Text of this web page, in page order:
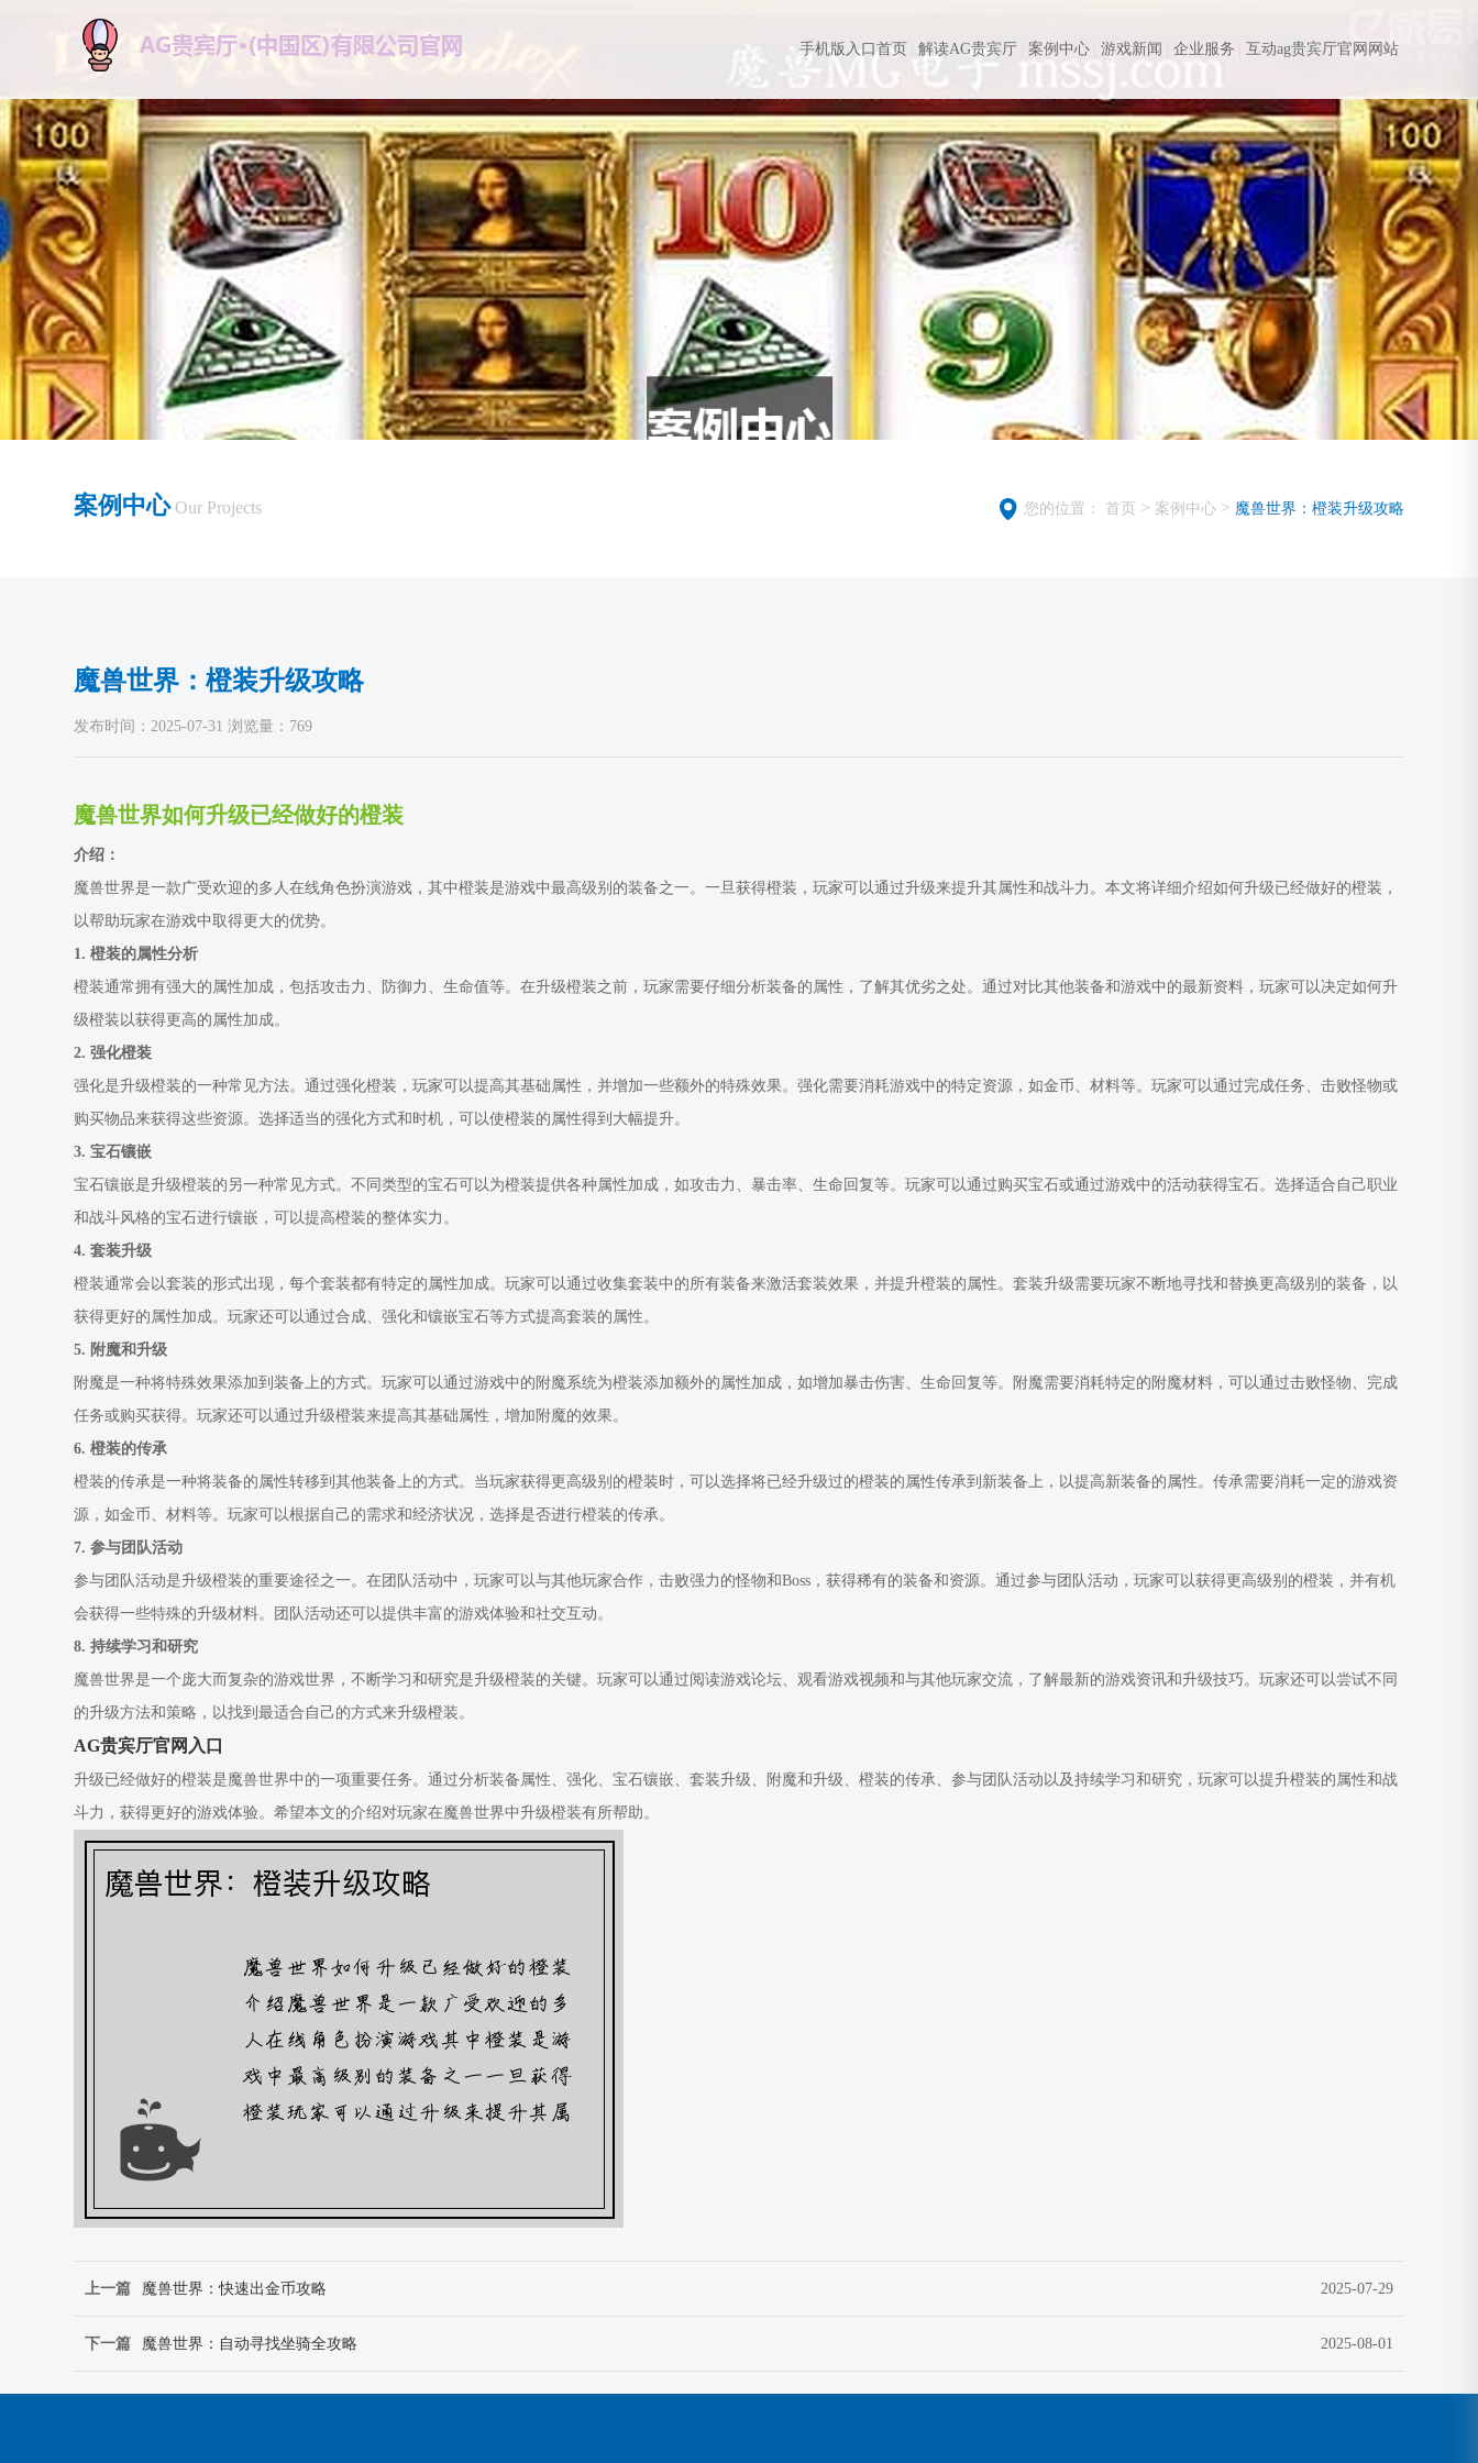
手机版入口首页 解读AG贵宾厅 案例中心 游戏新闻 企业服务 互动ag贵宾厅官网网站
案例中心 Our Projects 您的位置： 首页 > 案例中心> 魔兽世界：橙装升级攻略
魔兽世界：橙装升级攻略
发布时间：2025-07-31 浏览量：769
魔兽世界如何升级已经做好的橙装
介绍：
魔兽世界是一款广受欢迎的多人在线角色扮演游戏，其中橙装是游戏中最高级别的装备之一。一旦获得橙装，玩家可以通过升级来提升其属性和战斗力。本文将详细介绍如何升级已经做好的橙装，
以帮助玩家在游戏中取得更大的优势。
1. 橙装的属性分析
橙装通常拥有强大的属性加成，包括攻击力、防御力、生命值等。在升级橙装之前，玩家需要仔细分析装备的属性，了解其优劣之处。通过对比其他装备和游戏中的最新资料，玩家可以决定如何升
级橙装以获得更高的属性加成。
2. 强化橙装
强化是升级橙装的一种常见方法。通过强化橙装，玩家可以提高其基础属性，并增加一些额外的特殊效果。强化需要消耗游戏中的特定资源，如金币、材料等。玩家可以通过完成任务、击败怪物或
购买物品来获得这些资源。选择适当的强化方式和时机，可以使橙装的属性得到大幅提升。
3. 宝石镶嵌
宝石镶嵌是升级橙装的另一种常见方式。不同类型的宝石可以为橙装提供各种属性加成，如攻击力、暴击率、生命回复等。玩家可以通过购买宝石或通过游戏中的活动获得宝石。选择适合自己职业
和战斗风格的宝石进行镶嵌，可以提高橙装的整体实力。
4. 套装升级
橙装通常会以套装的形式出现，每个套装都有特定的属性加成。玩家可以通过收集套装中的所有装备来激活套装效果，并提升橙装的属性。套装升级需要玩家不断地寻找和替换更高级别的装备，以
获得更好的属性加成。玩家还可以通过合成、强化和镶嵌宝石等方式提高套装的属性。
5. 附魔和升级
附魔是一种将特殊效果添加到装备上的方式。玩家可以通过游戏中的附魔系统为橙装添加额外的属性加成，如增加暴击伤害、生命回复等。附魔需要消耗特定的附魔材料，可以通过击败怪物、完成
任务或购买获得。玩家还可以通过升级橙装来提高其基础属性，增加附魔的效果。
6. 橙装的传承
橙装的传承是一种将装备的属性转移到其他装备上的方式。当玩家获得更高级别的橙装时，可以选择将已经升级过的橙装的属性传承到新装备上，以提高新装备的属性。传承需要消耗一定的游戏资
源，如金币、材料等。玩家可以根据自己的需求和经济状况，选择是否进行橙装的传承。
7. 参与团队活动
参与团队活动是升级橙装的重要途径之一。在团队活动中，玩家可以与其他玩家合作，击败强力的怪物和Boss，获得稀有的装备和资源。通过参与团队活动，玩家可以获得更高级别的橙装，并有机
会获得一些特殊的升级材料。团队活动还可以提供丰富的游戏体验和社交互动。
8. 持续学习和研究
魔兽世界是一个庞大而复杂的游戏世界，不断学习和研究是升级橙装的关键。玩家可以通过阅读游戏论坛、观看游戏视频和与其他玩家交流，了解最新的游戏资讯和升级技巧。玩家还可以尝试不同
的升级方法和策略，以找到最适合自己的方式来升级橙装。
AG贵宾厅官网入口
升级已经做好的橙装是魔兽世界中的一项重要任务。通过分析装备属性、强化、宝石镶嵌、套装升级、附魔和升级、橙装的传承、参与团队活动以及持续学习和研究，玩家可以提升橙装的属性和战
斗力，获得更好的游戏体验。希望本文的介绍对玩家在魔兽世界中升级橙装有所帮助。
上一篇 魔兽世界：快速出金币攻略 2025-07-29
下一篇 魔兽世界：自动寻找坐骑全攻略 2025-08-01